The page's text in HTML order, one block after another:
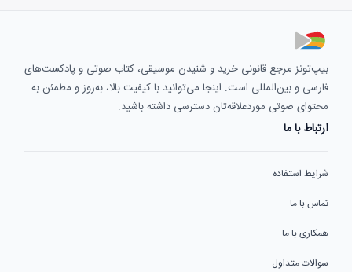
بیپ‌تونز مرجع قانونی خرید و شنیدن موسیقی، کتاب صوتی و پادکست‌های
فارسی و بین‌المللی است. اینجا می‌توانید با کیفیت بالا، به‌روز و مطمئن به
محتوای صوتی موردعلاقه‌تان دسترسی داشته باشید.
ارتباط با ما
شرایط استفاده
تماس با ما
همکاری با ما
سوالات متداول